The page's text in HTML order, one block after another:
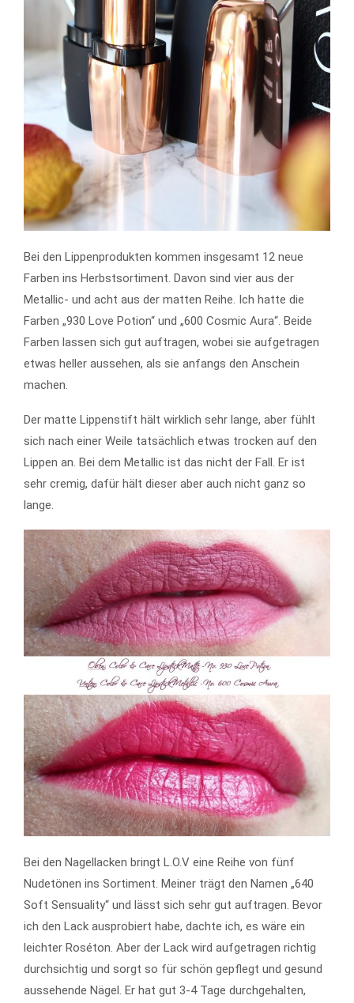
Bei den Lippenprodukten kommen insgesamt 12 neue
Farben ins Herbstsortiment. Davon sind vier aus der
Metallic- und acht aus der matten Reihe. Ich hatte die
Farben „930 Love Potion“ und „600 Cosmic Aura“. Beide
Farben lassen sich gut auftragen, wobei sie aufgetragen
etwas heller aussehen, als sie anfangs den Anschein
machen.
Der matte Lippenstift hält wirklich sehr lange, aber fühlt
sich nach einer Weile tatsächlich etwas trocken auf den
Lippen an. Bei dem Metallic ist das nicht der Fall. Er ist
sehr cremig, dafür hält dieser aber auch nicht ganz so
lange.
Bei den Nagellacken bringt L.O.V eine Reihe von fünf
Nudetönen ins Sortiment. Meiner trägt den Namen „640
Soft Sensuality“ und lässt sich sehr gut auftragen. Bevor
ich den Lack ausprobiert habe, dachte ich, es wäre ein
leichter Roséton. Aber der Lack wird aufgetragen richtig
durchsichtig und sorgt so für schön gepflegt und gesund
aussehende Nägel. Er hat gut 3-4 Tage durchgehalten,